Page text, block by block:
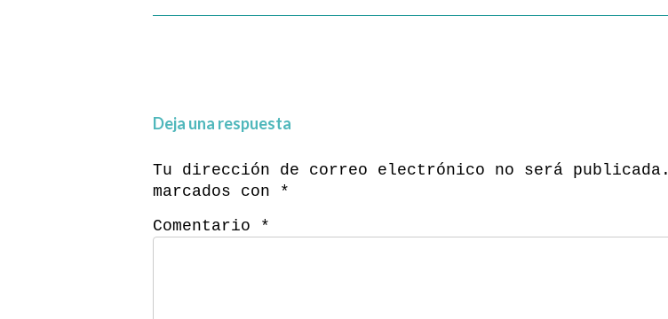
Deja una respuesta
Tu dirección de correo electrónico no será publicada.
marcados con *
Comentario *